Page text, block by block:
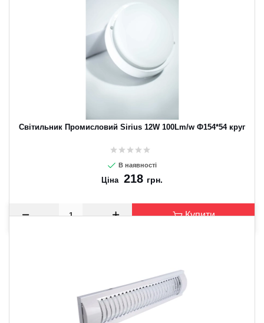
Світильник Промисловий Sirius 12W 100Lm/w Ф154*54 круг
В наявності
Ціна 218 грн.
Купити